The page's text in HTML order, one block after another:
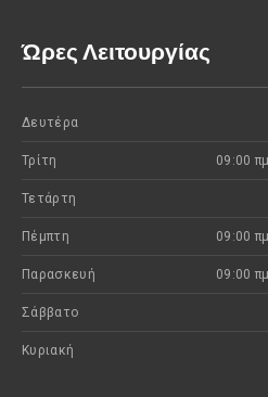
Ώρες Λειτουργίας
Δευτέρα
Τρίτη 09:00
Τετάρτη
Πέμπτη 09:00
Παρασκευή 09:00
Σάββατο
Κυριακή